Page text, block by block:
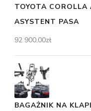
TOYOTA
ASYSTENT PASA
92 900,00zł
BAGAŻNIK NA